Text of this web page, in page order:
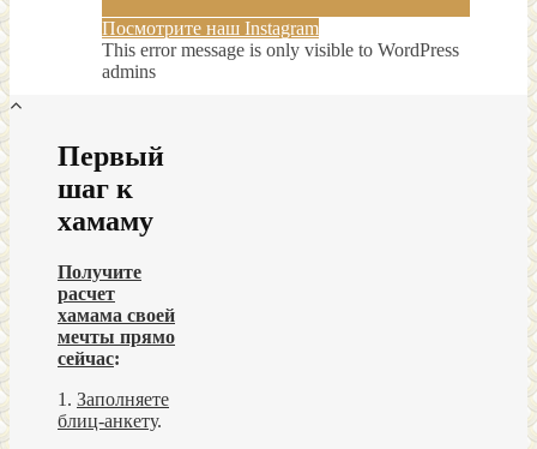
Посмотрите наш Instagram
This error message is only visible to WordPress
admins
Первый
шаг к
хамаму
Получите
расчет
хамама своей
мечты прямо
сейчас:
1. Заполняете
блиц-анкету.